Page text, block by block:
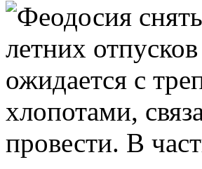
Феодосия
летних
ожидается с
хлопотами,
провести. В